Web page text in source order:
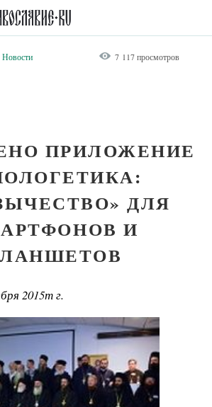
Новости 7 117 просмотров
ПРИЛОЖЕНИЕ
ДЛЯ
И
2015т г.